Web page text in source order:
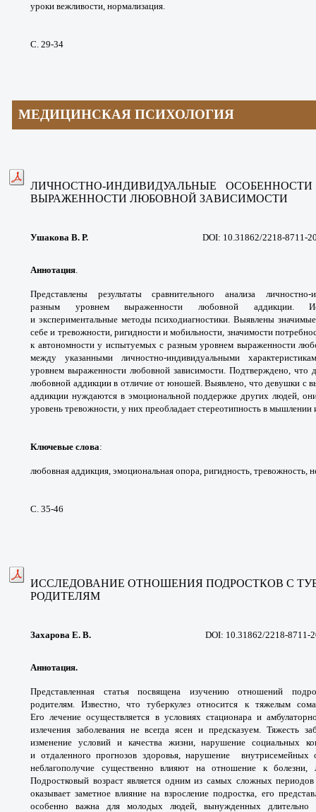
уроки вежливости, нормализация.
С. 29-34
МЕДИЦИНСКАЯ ПСИХОЛОГИЯ
ЛИЧНОСТНО-ИНДИВИДУАЛЬНЫЕ
ВЫРАЖЕННОСТИ ЛЮБОВНОЙ ЗАВИСИМОСТИ
Ушакова В. Р. DOI: 10.31862/2218-8711-
Аннотация.
Представлены результатысравнительного анализа личностно-
разным уровнем выраженности любовной аддикции.
и экспериментальные методы психодиагностики.Выявлены
себе и тревожности, ригидности и мобильности, значимости
к автономности у испытуемых с разнымуровнем выраженности
между указаннымиличностно-индивидуальными
уровнем выраженности любовной зависимости. Подтверждено, что
любовной аддикции в отличиеот юношей. Выявлено, что девушки с
аддикции нуждаются в эмоциональной поддержкедругих людей,
уровень тревожности, у них преобладает стереотипность в мышлении
Ключевые слова:
любовная аддикция, эмоциональная опора, ригидность, тревожность,
С. 35-46
ИССЛЕДОВАНИЕ ОТНОШЕНИЯ ПОДРОСТКОВ С
РОДИТЕЛЯМ
Захарова Е. В. DOI: 10.31862/2218-8711-
Аннотация.
Представленная статьяпосвящена изучению отношений
родителям.Известно, что туберкулез относится к тяжелым
Еголечение осуществляется в условиях стационараи
излечения заболевания не всегдаясен и предсказуем. Тяжесть
изменение условий и качества жизни, нарушение социальных
и отдаленного прогнозов здоровья, нарушение
неблагополучие существенновлияют на отношение к
Подростковый возрастявляется одним из самых сложных
оказываетзаметное влияние на взросление подростка, его
особенно важна для молодых людей, вынужденных длительно